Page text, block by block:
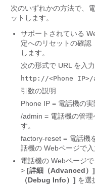
次のいずれかの方法で、
ットします。
サポートされている
定へのリセットの確
します。
次の形式で URL を入力
http://<Phone
引数の説明
Phone IP = 電話機の実
/admin = 電話機の管
す。
factory-reset = 電話機
話機の Webページで
電話機の Webページで
> [詳細（Advanced）]
（Debug Info）] を選